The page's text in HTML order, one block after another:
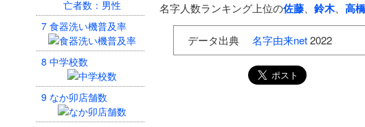
7 食器洗い機普及率
8 中学校数
9 なか卯店舗数
名字人数ランキング上位の佐藤 鈴木、 高橋
データ出典 名字由来net2022